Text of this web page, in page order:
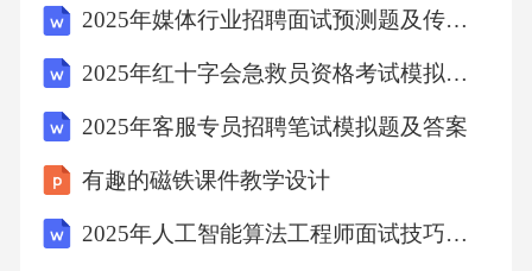
2025年媒体行业招聘面试预测题及传媒趋势分析
2025年红十字会急救员资格考试模拟试卷及答案
2025年客服专员招聘笔试模拟题及答案
有趣的磁铁课件教学设计
2025年人工智能算法工程师面试技巧与模拟题解析